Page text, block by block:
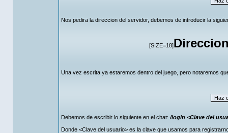
Nos pedira la direccion del servidor, debemos de introducir la
[SIZE=18]
Una vez escrita ya estaremos dentro del juego, pero notaremos
Debemos de escribir lo siguiente en el chat:/login <Clave del
Donde <Clave del usuario> es la clave que usamos para